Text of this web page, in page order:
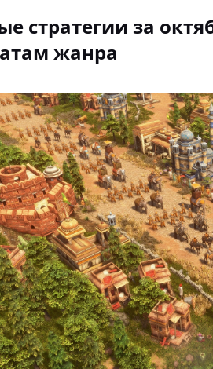
стратегии за
жанра